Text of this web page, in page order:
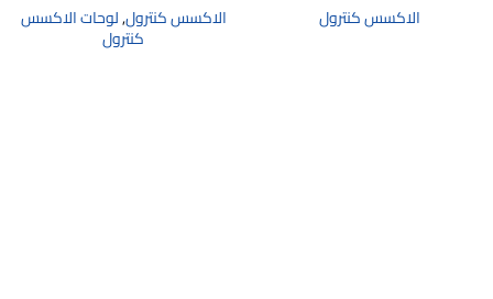
الاكسس كنترول
الاكسس كنترول,لوحات الاكسس
كنترول